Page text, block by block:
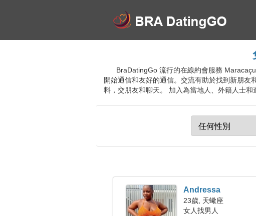
BraDatingGo 流行的在線約會服務
開始通信和友好的通信。交流有助於找到新朋
料，交朋友和聊天。 加入為當地人、外籍人士和
Andressa
23歲, 天蠍座
女人找男人